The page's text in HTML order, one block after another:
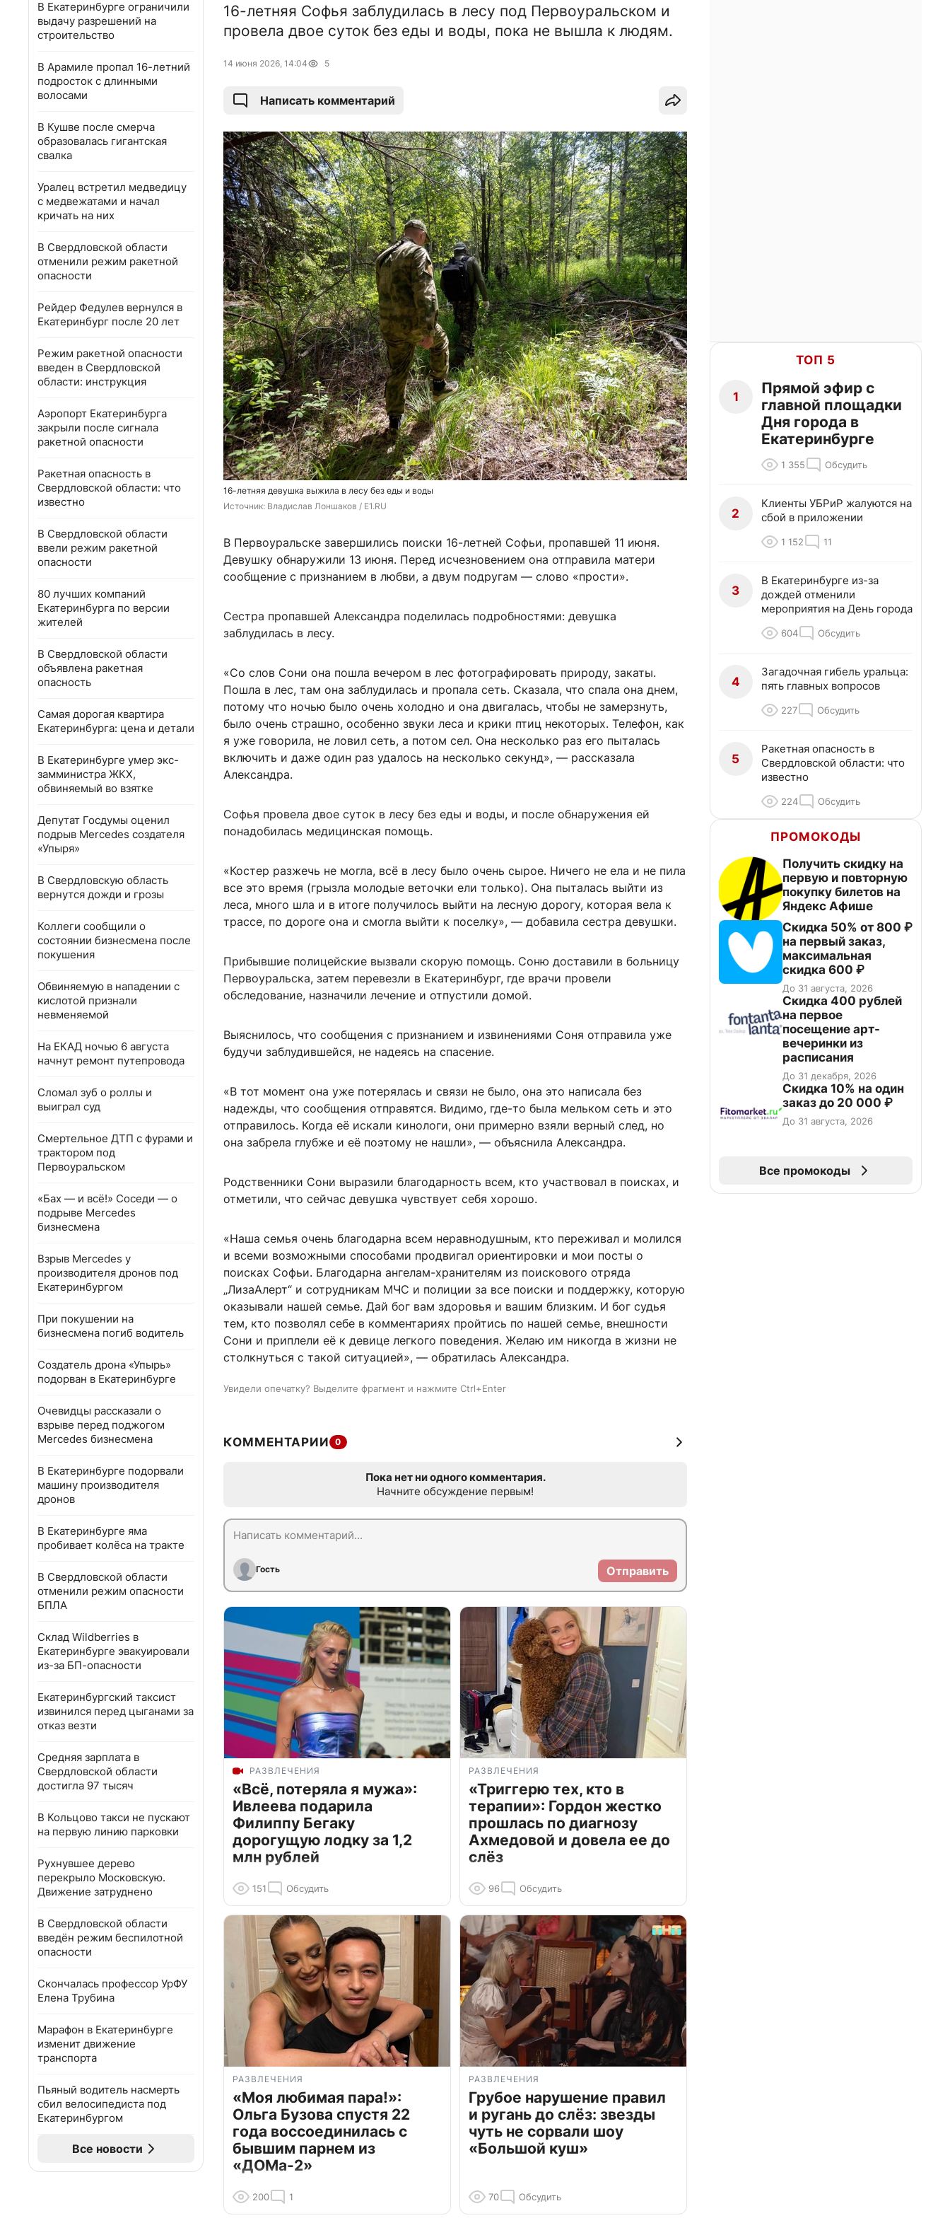
В Екатеринбурге ограничили
выдачу разрешений на
строительство
В Арамиле пропал 16-летний
подросток с длинными
волосами
В Кушве после смерча
образовалась гигантская
свалка
Уралец встретил медведицу
с медвежатами и начал
кричать на них
В Свердловской области
отменили режим ракетной
опасности
Рейдер Федулев вернулся в
Екатеринбург после 20 лет
Режим ракетной опасности
введен в Свердловской
области: инструкция
Аэропорт Екатеринбурга
закрыли после сигнала
ракетной опасности
Ракетная опасность в
Свердловской области: что
известно
В Свердловской области
ввели режим ракетной
опасности
80 лучших компаний
Екатеринбурга по версии
жителей
В Свердловской области
объявлена ракетная
опасность
Самая дорогая квартира
Екатеринбурга: цена и детали
В Екатеринбурге умер экс-
замминистра ЖКХ,
обвиняемый во взятке
Депутат Госдумы оценил
подрыв Mercedes создателя
«Упыря»
В Свердловскую область
вернутся дожди и грозы
Коллеги сообщили о
состоянии бизнесмена после
покушения
Обвиняемую в нападении с
кислотой признали
невменяемой
На ЕКАД ночью 6 августа
начнут ремонт путепровода
Сломал зуб о роллы и
выиграл суд
Смертельное ДТП с фурами и
трактором под
Первоуральском
«Бах — и всё!» Соседи — о
подрыве Mercedes
бизнесмена
Взрыв Mercedes у
производителя дронов под
Екатеринбургом
При покушении на
бизнесмена погиб водитель
Создатель дрона «Упырь»
подорван в Екатеринбурге
Очевидцы рассказали о
взрыве перед поджогом
Mercedes бизнесмена
В Екатеринбурге подорвали
машину производителя
дронов
В Екатеринбурге яма
пробивает колёса на тракте
В Свердловской области
отменили режим опасности
БПЛА
Склад Wildberries в
Екатеринбурге эвакуировали
из-за БП-опасности
Екатеринбургский таксист
извинился перед цыганами за
отказ везти
Средняя зарплата в
Свердловской области
достигла 97 тысяч
В Кольцово такси не пускают
на первую линию парковки
Рухнувшее дерево
перекрыло Московскую.
Движение затруднено
В Свердловской области
введён режим беспилотной
опасности
Скончалась профессор УрФУ
Елена Трубина
Марафон в Екатеринбурге
изменит движение
транспорта
Пьяный водитель насмерть
сбил велосипедиста под
Екатеринбургом
Все новости
16-летняя Софья заблудилась в лесу под Первоуральском и
провела двое суток без еды и воды, пока не вышла к людям.
14 июня 2026, 14:04 5
Написать комментарий
16-летняя девушка выжила в лесу без еды и воды
Источник: Владислав Лоншаков / E1.RU
В Первоуральске завершились поиски 16-летней Софьи, пропавшей 11 июня.
Девушку обнаружили 13 июня. Перед исчезновением она отправила матери
сообщение с признанием в любви, а двум подругам — слово «прости».
Сестра пропавшей Александра поделилась подробностями: девушка
заблудилась в лесу.
«Со слов Сони она пошла вечером в лес фотографировать природу, закаты.
Пошла в лес, там она заблудилась и пропала сеть. Сказала, что спала она днем,
потому что ночью было очень холодно и она двигалась, чтобы не замерзнуть,
было очень страшно, особенно звуки леса и крики птиц некоторых. Телефон, как
я уже говорила, не ловил сеть, а потом сел. Она несколько раз его пыталась
включить и даже один раз удалось на несколько секунд», — рассказала
Александра.
Софья провела двое суток в лесу без еды и воды, и после обнаружения ей
понадобилась медицинская помощь.
«Костер разжечь не могла, всё в лесу было очень сырое. Ничего не ела и не пила
все это время (грызла молодые веточки ели только). Она пыталась выйти из
леса, много шла и в итоге получилось выйти на лесную дорогу, которая вела к
трассе, по дороге она и смогла выйти к поселку», — добавила сестра девушки.
Прибывшие полицейские вызвали скорую помощь. Соню доставили в больницу
Первоуральска, затем перевезли в Екатеринбург, где врачи провели
обследование, назначили лечение и отпустили домой.
Выяснилось, что сообщения с признанием и извинениями Соня отправила уже
будучи заблудившейся, не надеясь на спасение.
«В тот момент она уже потерялась и связи не было, она это написала без
надежды, что сообщения отправятся. Видимо, где-то была мельком сеть и это
отправилось. Когда её искали кинологи, они примерно взяли верный след, но
она забрела глубже и её поэтому не нашли», — объяснила Александра.
Родственники Сони выразили благодарность всем, кто участвовал в поисках, и
отметили, что сейчас девушка чувствует себя хорошо.
«Наша семья очень благодарна всем неравнодушным, кто переживал и молился
и всеми возможными способами продвигал ориентировки и мои посты о
поисках Софьи. Благодарна ангелам-хранителям из поискового отряда
„ЛизаАлерт“ и сотрудникам МЧС и полиции за все поиски и поддержку, которую
оказывали нашей семье. Дай бог вам здоровья и вашим близким. И бог судья
тем, кто позволял себе в комментариях пройтись по нашей семье, внешности
Сони и приплели её к девице легкого поведения. Желаю им никогда в жизни не
столкнуться с такой ситуацией», — обратилась Александра.
Увидели опечатку? Выделите фрагмент и нажмите Ctrl+Enter
КОММЕНТАРИИ 0
Пока нет ни одного комментария.
Начните обсуждение первым!
Гость Отправить
РАЗВЛЕЧЕНИЯ
«Всё, потеряла я мужа»:
Ивлеева подарила
Филиппу Бегаку
дорогущую лодку за 1,2
млн рублей
151 Обсудить
РАЗВЛЕЧЕНИЯ
«Триггерю тех, кто в
терапии»: Гордон жестко
прошлась по диагнозу
Ахмедовой и довела ее до
слёз
96 Обсудить
РАЗВЛЕЧЕНИЯ
«Моя любимая пара!»:
Ольга Бузова спустя 22
года воссоединилась с
бывшим парнем из
«ДОМа-2»
200 1
РАЗВЛЕЧЕНИЯ
Грубое нарушение правил
и ругань до слёз: звезды
чуть не сорвали шоу
«Большой куш»
70 Обсудить
ТОП 5
1
Прямой эфир с
главной площадки
Дня города в
Екатеринбурге
1 355 Обсудить
2
Клиенты УБРиР жалуются на
сбой в приложении
1 152 11
3
В Екатеринбурге из-за
дождей отменили
мероприятия на День города
604 Обсудить
4
Загадочная гибель уральца:
пять главных вопросов
227 Обсудить
5
Ракетная опасность в
Свердловской области: что
известно
224 Обсудить
ПРОМОКОДЫ
Получить скидку на
первую и повторную
покупку билетов на
Яндекс Афише
Скидка 50% от 800 ₽
на первый заказ,
максимальная
скидка 600 ₽
До 31 августа, 2026
Cкидка 400 рублей
на первое
посещение арт-
вечеринки из
расписания
До 31 декабря, 2026
Скидка 10% на один
заказ до 20 000 ₽
До 31 августа, 2026
Все промокоды